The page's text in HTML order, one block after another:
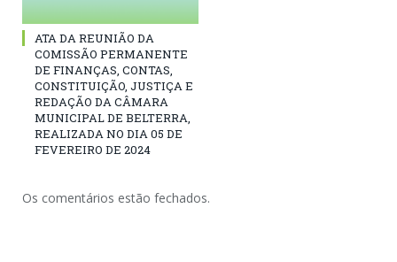
ATA DA REUNIÃO DA
COMISSÃO PERMANENTE
DE FINANÇAS, CONTAS,
CONSTITUIÇÃO, JUSTIÇA E
REDAÇÃO DA CÂMARA
MUNICIPAL DE BELTERRA,
REALIZADA NO DIA 05 DE
FEVEREIRO DE 2024
Os comentários estão fechados.